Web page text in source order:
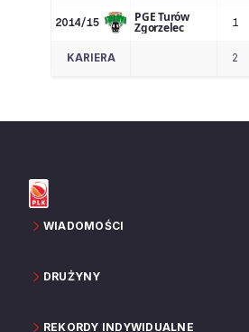
2014/15 PGE Turów
Zgorzelec 1
KARIERA 2
WIADOMOŚCI
DRUŻYNY
REKORDY INDYWIDUALNE